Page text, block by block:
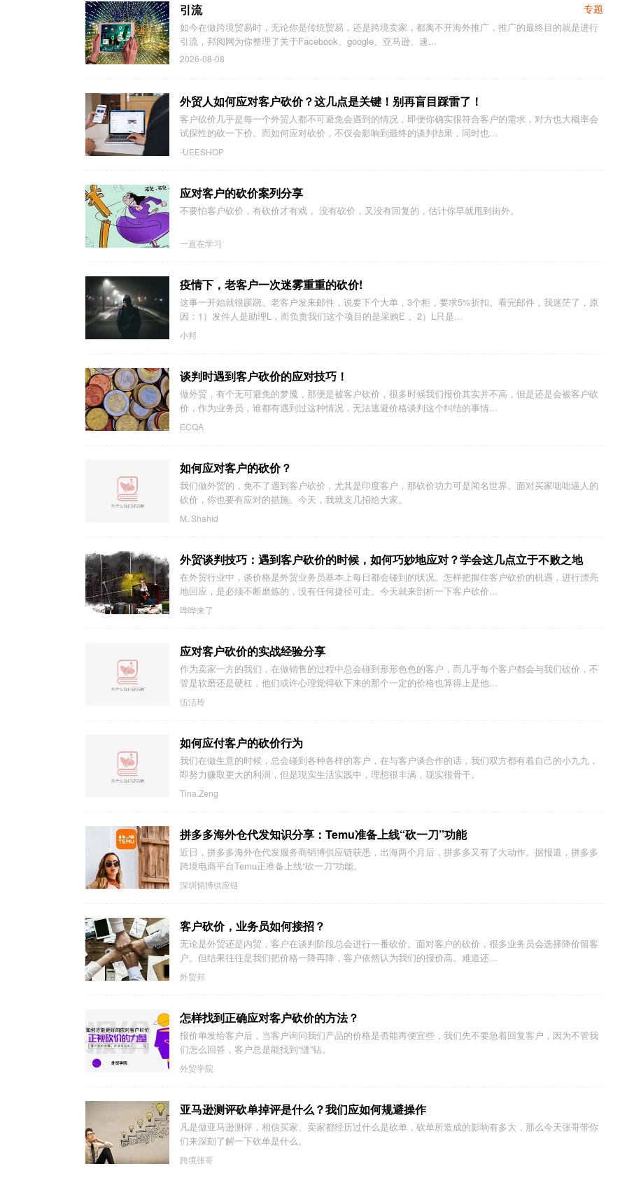
专题
引流
如今在做跨境贸易时，无论你是传统贸易，还是跨境卖家，都离不开海外推广，推广的最终目的就是进行
引流，邦阅网为你整理了关于Facebook、google、亚马逊、速...
2026-08-08
外贸人如何应对客户砍价？这几点是关键！别再盲目踩雷了！
客户砍价几乎是每一个外贸人都不可避免会遇到的情况，即便你确实很符合客户的需求，对方也大概率会
试探性的砍一下价。而如何应对砍价，不仅会影响到最终的谈判结果，同时也...
-UEESHOP
应对客户的砍价案列分享
不要怕客户砍价，有砍价才有戏， 没有砍价，又没有回复的，估计你早就甩到街外。
一直在学习
疫情下，老客户一次迷雾重重的砍价!
这事一开始就很蹊跷。老客户发来邮件，说要下个大单，3个柜，要求5%折扣。看完邮件，我迷茫了，原
因：1）发件人是助理L，而负责我们这个项目的是采购E 。2）L只是...
小邦
谈判时遇到客户砍价的应对技巧！
做外贸，有个无可避免的梦魇，那便是被客户砍价，很多时候我们报价其实并不高，但是还是会被客户砍
价，作为业务员，谁都有遇到过这种情况，无法逃避价格谈判这个纠结的事情...
ECQA
如何应对客户的砍价？
我们做外贸的，免不了遇到客户砍价，尤其是印度客户，那砍价功力可是闻名世界。面对买家咄咄逼人的
砍价，你也要有应对的措施。今天，我就支几招给大家。
M..Shahid
外贸谈判技巧：遇到客户砍价的时候，如何巧妙地应对？学会这几点立于不败之地
在外贸行业中，谈价格是外贸业务员基本上每日都会碰到的状况。怎样把握住客户砍价的机遇，进行漂亮
地回应，是必须不断磨炼的，没有任何捷径可走。今天就来剖析一下客户砍价...
哗哗来了
应对客户砍价的实战经验分享
作为卖家一方的我们，在做销售的过程中总会碰到形形色色的客户，而几乎每个客户都会与我们砍价，不
管是软磨还是硬杠，他们或许心理觉得砍下来的那个一定的价格也算得上是他...
伍洁玲
如何应付客户的砍价行为
我们在做生意的时候，总会碰到各种各样的客户，在与客户谈合作的话，我们双方都有着自己的小九九，
即努力赚取更大的利润，但是现实生活实践中，理想很丰满，现实很骨干。
Tina.Zeng
拼多多海外仓代发知识分享：Temu准备上线“砍一刀”功能
近日，拼多多海外仓代发服务商韬博供应链获悉，出海两个月后，拼多多又有了大动作。据报道，拼多多
跨境电商平台Temu正准备上线“砍一刀”功能。
深圳韬博供应链
客户砍价，业务员如何接招？
无论是外贸还是内贸，客户在谈判阶段总会进行一番砍价。面对客户的砍价，很多业务员会选择降价留客
户。但结果往往是我们把价格一降再降，客户依然认为我们的报价高。难道还...
外贸邦
怎样找到正确应对客户砍价的方法？
报价单发给客户后，当客户询问我们产品的价格是否能再便宜些，我们先不要急着回复客户，因为不管我
们怎么回答，客户总是能找到“缝”钻。
外贸学院
亚马逊测评砍单掉评是什么？我们应如何规避操作
凡是做亚马逊测评，相信买家、卖家都经历过什么是砍单，砍单所造成的影响有多大，那么今天张哥带你
们来深刻了解一下砍单是什么。
跨境张哥